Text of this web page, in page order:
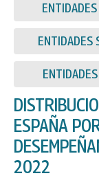
ENTIDADES
ENTIDADES
ESPAÑA
2022